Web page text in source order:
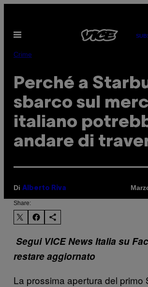
contenuto
Apri
Crime
Perché a
sbarco sul
italiano
andare di
Di Alberto Riva
Share:
Segui VICE News Italia su
restare aggiornato
La prossima apertura del primo